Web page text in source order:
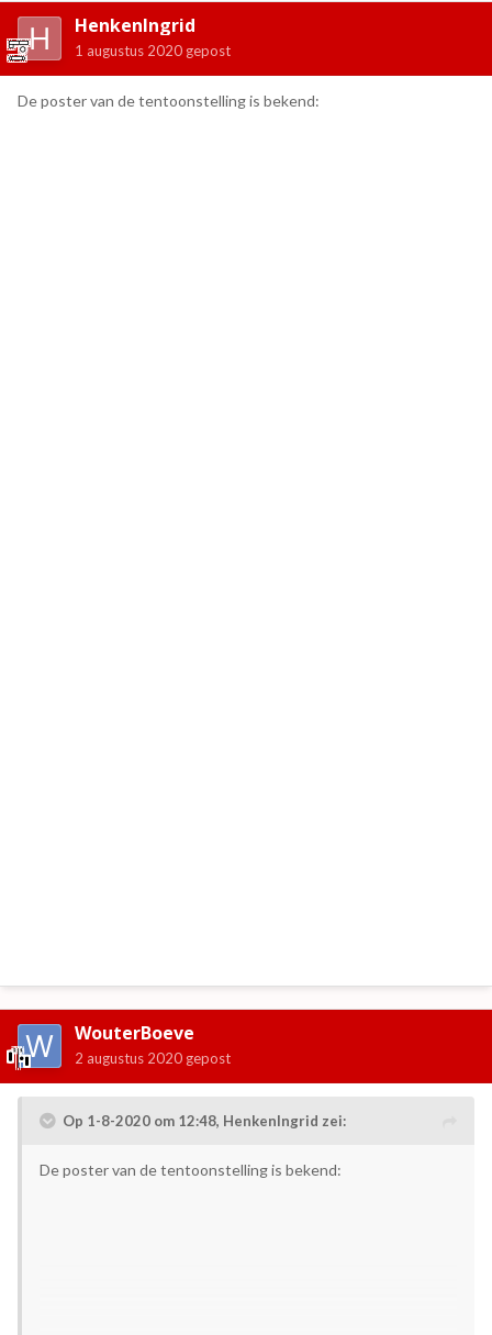
HenkenIngrid
1 augustus 2020 gepost
De poster van de tentoonstelling is bekend:
WouterBoeve
2 augustus 2020 gepost
Op 1-8-2020 om 12:48, HenkenIngrid zei:
De poster van de tentoonstelling is bekend: